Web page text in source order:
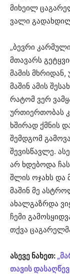
მიხეილ
ვალი
„ბევრი
მთავარს
მამის მხრიდან,
მაშინ ამის
რატომ ვერ
ურთიერთობას
ხშირად ქმნის
შემდგომ
შევისწავლე.
არ ხდებოდა
შლის ოჯახს და
მაშინ მე
ახალგაზრდა
ჩემი
თქვა
ასევე ნახეთ:
თავის